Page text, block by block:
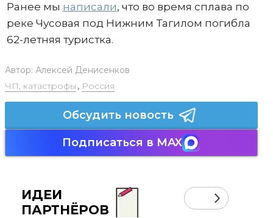
Ранее мы написали, что во время сплава по
реке Чусовая под Нижним Тагилом погибла
62-летняя туристка.
Автор: Алексей Денисенков
ЧП, катастрофы , Россия
Обсудить новость
Подписаться в MAX
ИДЕИ
ПАРТНЁРОВ